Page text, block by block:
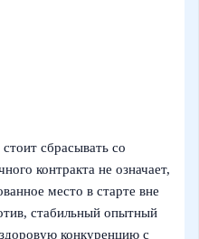
сбрасывать со
контракта не означает,
место в старте вне
стабильный опытный
конкуренцию с